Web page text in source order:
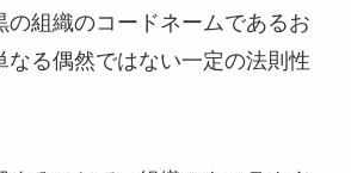
の組織のコードネームであるお
なる偶然ではない一定の法則性